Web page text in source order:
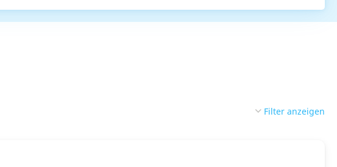
Filter anzeigen